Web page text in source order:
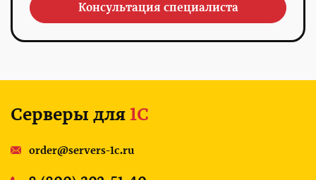
Консультация специалиста
Серверы для 1С
order@servers-1c.ru